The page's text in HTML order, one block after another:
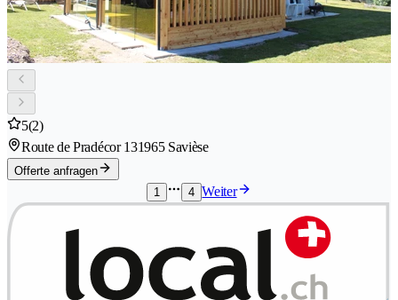
5(2)
Route de Pradécor 131965 Savièse
Offerte anfragen
1
4 Weiter